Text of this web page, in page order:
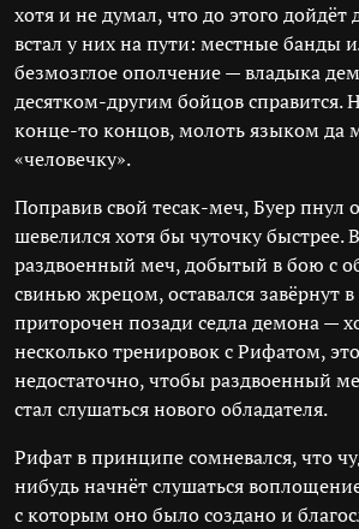
хотя и не думал, что до этого дойдёт
встал у них на пути: местные банды
безмозглое ополчение — владыка
десятком-другим бойцов справится.
конце-то концов, молоть языком да
«человечку».
Поправив свой тесак-меч, Буер пнул
шевелился хотя бы чуточку быстрее.
раздвоенный меч, добытый в бою с
свинью жрецом, оставался завёрнут в
приторочен позади седла демона —
несколько тренировок с Рифатом,
недостаточно, чтобы раздвоенный
стал слушаться нового обладателя.
Рифат в принципе сомневался, что
нибудь начнёт слушаться
с которым оно было создано и